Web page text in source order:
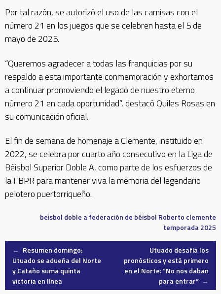
Por tal razón, se autorizó el uso de las camisas con el
número 21 en los juegos que se celebren hasta el 5 de
mayo de 2025.
“Queremos agradecer a todas las franquicias por su
respaldo a esta importante conmemoración y exhortamos
a continuar promoviendo el legado de nuestro eterno
número 21 en cada oportunidad”, destacó Quiles Rosas en
su comunicación oficial.
El fin de semana de homenaje a Clemente, instituido en
2022, se celebra por cuarto año consecutivo en la Liga de
Béisbol Superior Doble A, como parte de los esfuerzos de
la FBPR para mantener viva la memoria del legendario
pelotero puertorriqueño.
beisbol doble afederación de béisbol Roberto clemente
temporada 2025
Post
navigation
← Resumen domingo:
Utuado se adueña del Norte
y Cataño suma quinta
victoria en línea
Utuado desafía los
pronósticos y está primero
en el Norte: “No nos daban
para entrar” →